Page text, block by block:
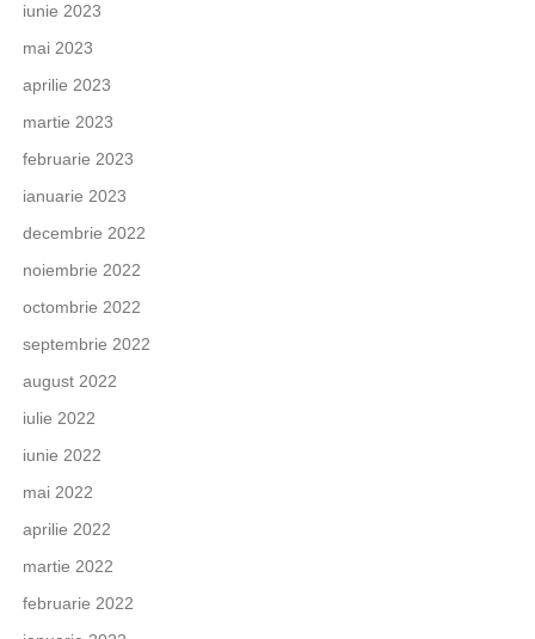
iunie 2023
mai 2023
aprilie 2023
martie 2023
februarie 2023
ianuarie 2023
decembrie 2022
noiembrie 2022
octombrie 2022
septembrie 2022
august 2022
iulie 2022
iunie 2022
mai 2022
aprilie 2022
martie 2022
februarie 2022